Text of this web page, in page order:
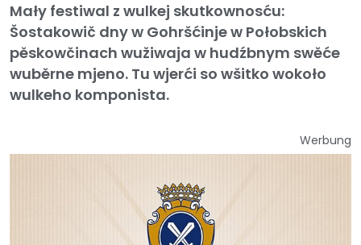
Mały festiwal z wulkej skutkownosću:
Šostakowič dny w Gohršćinje w Połobskich
pěskowčinach wužiwaja w hudźbnym swěće
wuběrne mjeno. Tu wjerći so wšitko wokoło
wulkeho komponista.
Werbung